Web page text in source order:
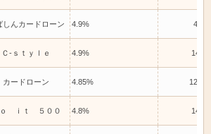
しんカードローン 4.9% 4.9%
Ｃ-ｓｔｙｌｅ 4.9%
カードローン 4.85%
ｏ ｉｔ ５００ 4.8%